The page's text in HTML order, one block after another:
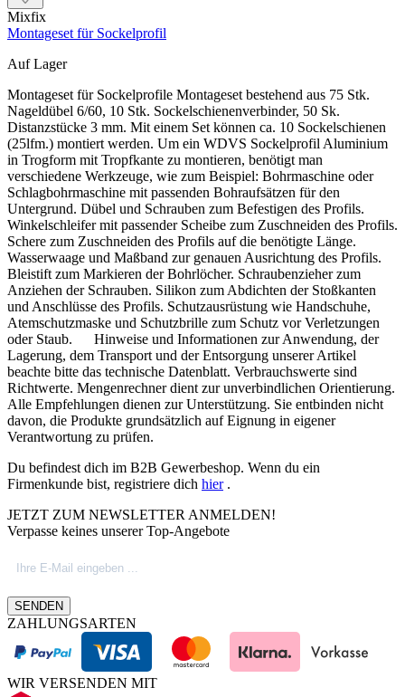
Mixfix
Montageset für Sockelprofil
Auf Lager
Montageset für Sockelprofile Montageset bestehend aus 75 Stk.
Nageldübel 6/60, 10 Stk. Sockelschienenverbinder, 50 Sk.
Distanzstücke 3 mm. Mit einem Set können ca. 10 Sockelschienen
(25lfm.) montiert werden. Um ein WDVS Sockelprofil Aluminium
in Trogform mit Tropfkante zu montieren, benötigt man
verschiedene Werkzeuge, wie zum Beispiel: Bohrmaschine oder
Schlagbohrmaschine mit passenden Bohraufsätzen für den
Untergrund. Dübel und Schrauben zum Befestigen des Profils.
Winkelschleifer mit passender Scheibe zum Zuschneiden des Profils.
Schere zum Zuschneiden des Profils auf die benötigte Länge.
Wasserwaage und Maßband zur genauen Ausrichtung des Profils.
Bleistift zum Markieren der Bohrlöcher. Schraubenzieher zum
Anziehen der Schrauben. Silikon zum Abdichten der Stoßkanten
und Anschlüsse des Profils. Schutzausrüstung wie Handschuhe,
Atemschutzmaske und Schutzbrille zum Schutz vor Verletzungen
oder Staub. Hinweise und Informationen zur Anwendung, der
Lagerung, dem Transport und der Entsorgung unserer Artikel
beachte bitte das technische Datenblatt. Verbrauchswerte sind
Richtwerte. Mengenrechner dient zur unverbindlichen Orientierung.
Alle Empfehlungen dienen zur Unterstützung. Sie entbinden nicht
davon, die Produkte grundsätzlich auf Eignung in eigener
Verantwortung zu prüfen.
Du befindest dich im B2B Gewerbeshop. Wenn du ein
Firmenkunde bist, registriere dich hier.
JETZT ZUM NEWSLETTER ANMELDEN!
Verpasse keines unserer Top-Angebote
SENDEN
ZAHLUNGSARTEN
WIR VERSENDEN MIT